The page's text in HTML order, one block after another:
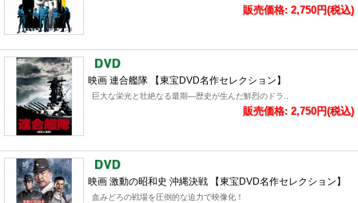
販売価格: 2,750円(税込)
映画 連合艦隊 【東宝DVD名作セレクション】
巨大な栄光と壮絶なる最期―歴史が生んだ鮮烈のドラ..
販売価格: 2,750円(税込)
映画 激動の昭和史 沖縄決戦 【東宝DVD名作セレクション】
血みどろの戦場を圧倒的な迫力で映像化！